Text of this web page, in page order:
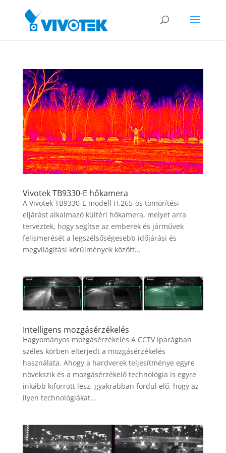
Vivotek TB9330-E hőkamera
A Vivotek TB9330-E modell H.265-ös tömörítési
eljárást alkalmazó kültéri hőkamera, melyet arra
terveztek, hogy segítse az emberek és járművek
felismerését a legszélsőségesebb időjárási és
megvilágítási körülmények között...
Intelligens mozgásérzékelés
Hagyományos mozgásérzékelés A CCTV iparágban
széles körben elterjedt a mozgásérzékelés
használata. Ahogy a hardverek teljesítménye egyre
növekszik és a mozgásérzékelő technológia is egyre
inkább kiforrott lesz, gyakrabban fordul elő, hogy az
ilyen technológiákat...